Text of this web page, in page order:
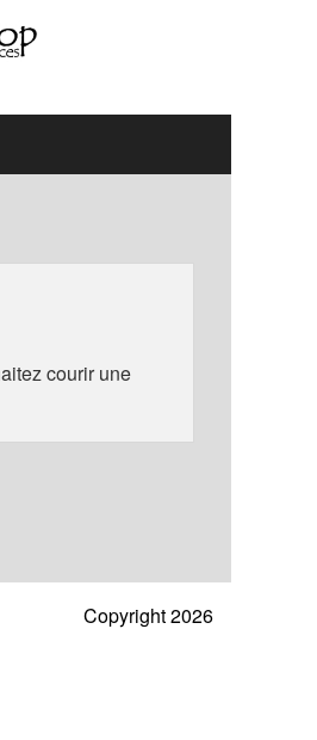
courir une
Copyright 2026